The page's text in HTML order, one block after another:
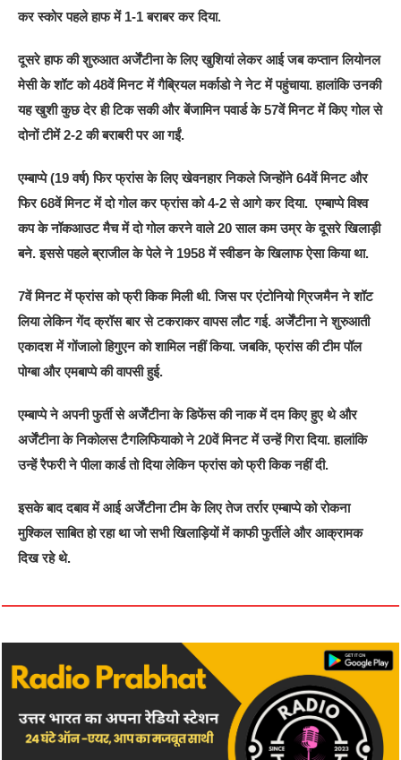
कर स्कोर पहले हाफ में 1-1 बराबर कर दिया.
दूसरे हाफ की शुरुआत अर्जेंटीना के लिए खुशियां लेकर आई जब कप्तान लियोनल
मेसी के शॉट को 48वें मिनट में गैब्रियल मर्काडो ने नेट में पहुंचाया. हालांकि उनकी
यह खुशी कुछ देर ही टिक सकी और बेंजामिन पवार्ड के 57वें मिनट में किए गोल से
दोनों टीमें 2-2 की बराबरी पर आ गईं.
एम्बाप्पे (19 वर्ष) फिर फ्रांस के लिए खेवनहार निकले जिन्होंने 64वें मिनट और
फिर 68वें मिनट में दो गोल कर फ्रांस को 4-2 से आगे कर दिया. एम्बाप्पे विश्व
कप के नॉकआउट मैच में दो गोल करने वाले 20 साल कम उम्र के दूसरे खिलाड़ी
बने. इससे पहले ब्राजील के पेले ने 1958 में स्वीडन के खिलाफ ऐसा किया था.
7वें मिनट में फ्रांस को फ्री किक मिली थी. जिस पर एंटोनियो ग्रिजमैन ने शॉट
लिया लेकिन गेंद क्रॉस बार से टकराकर वापस लौट गई. अर्जेंटीना ने शुरुआती
एकादश में गोंजालो हिगुएन को शामिल नहीं किया. जबकि, फ्रांस की टीम पॉल
पोग्बा और एमबाप्पे की वापसी हुई.
एम्बाप्पे ने अपनी फुर्ती से अर्जेंटीना के डिफेंस की नाक में दम किए हुए थे और
अर्जेंटीना के निकोलस टैगलिफियाको ने 20वें मिनट में उन्हें गिरा दिया. हालांकि
उन्हें रैफरी ने पीला कार्ड तो दिया लेकिन फ्रांस को फ्री किक नहीं दी.
इसके बाद दबाव में आई अर्जेंटीना टीम के लिए तेज तर्रार एम्बाप्पे को रोकना
मुश्किल साबित हो रहा था जो सभी खिलाड़ियों में काफी फुर्तीले और आक्रामक
दिख रहे थे.